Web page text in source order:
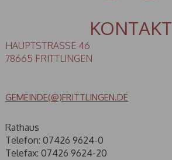
KONTAKT
HAUPTSTRASSE 46
78665 FRITTLINGEN
GEMEINDE(@)FRITTLINGEN.DE
Rathaus
Telefon: 07426 9624-0
Telefax: 07426 9624-20